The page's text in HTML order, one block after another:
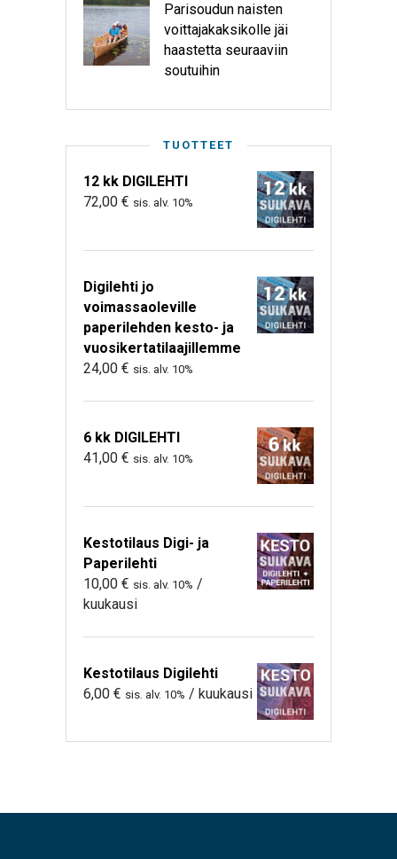
Parisoudun naisten
voittajakaksikolle jäi
haastetta seuraaviin
soutuihin
TUOTTEET
12 kk DIGILEHTI
72,00 € sis. alv. 10%
Digilehti jo
voimassaoleville
paperilehden kesto- ja
vuosikertatilaajillemme
24,00 € sis. alv. 10%
6 kk DIGILEHTI
41,00 € sis. alv. 10%
Kestotilaus Digi- ja
Paperilehti
10,00 € sis. alv. 10% /
kuukausi
Kestotilaus Digilehti
6,00 € sis. alv. 10% / kuukausi